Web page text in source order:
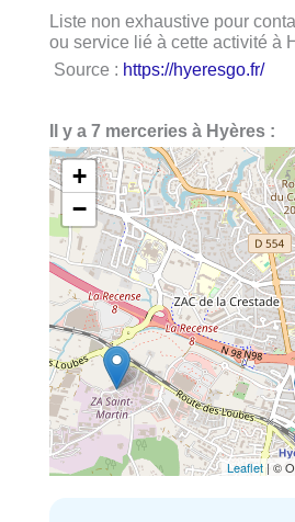
Liste non exhaustive pour
ou service lié à cette activité à
Source : https://hyeresgo.fr/
Il y a 7 merceries à Hyères :
+
−
Leaflet| ©